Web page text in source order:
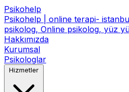
Psikohelp
Psikohelp | online terapi-
psikolog, Online psikolog, yüz
Hakkımızda
Kurumsal
Psikologlar
Hizmetler